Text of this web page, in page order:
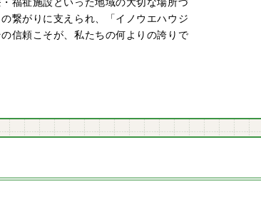
繋がりに支えられ、「イノウエハウジ
信頼こそが、私たちの何よりの誇りで